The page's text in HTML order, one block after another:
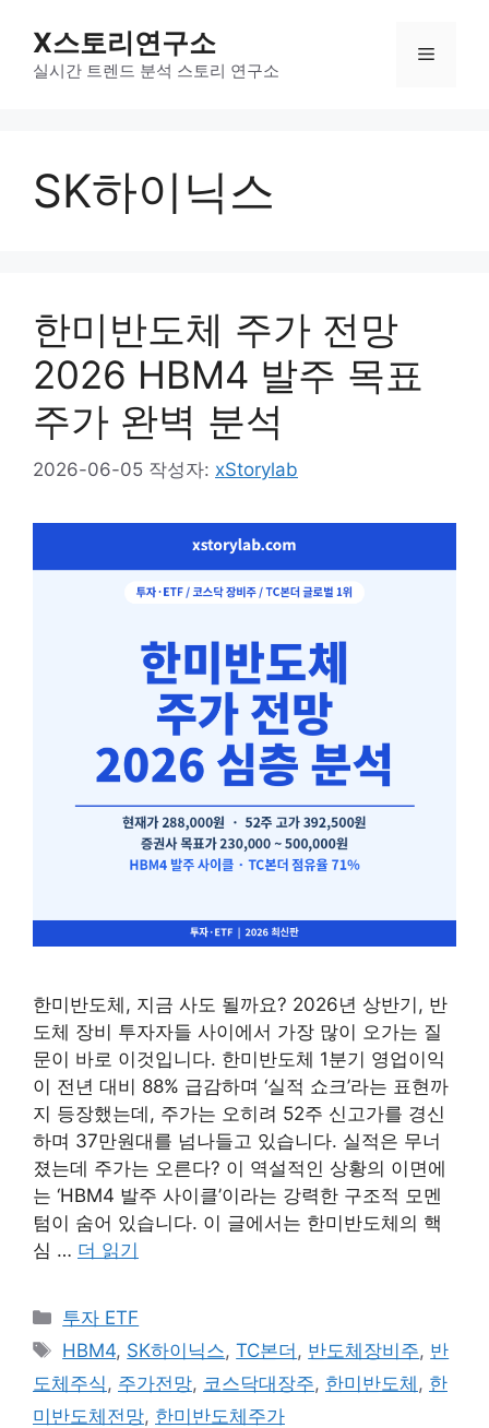
X스토리연구소
실시간 트렌드 분석 스토리 연구소
메
SK하이닉스
한미반도체 주가 전망
2026 HBM4 발주 목표
주가 완벽 분석
2026-06-05 작성자: xStorylab
한미반도체, 지금 사도 될까요? 2026년 상반기, 반
도체 장비 투자자들 사이에서 가장 많이 오가는 질
문이 바로 이것입니다. 한미반도체 1분기 영업이익
이 전년 대비 88% 급감하며 ‘실적 쇼크’라는 표현까
지 등장했는데, 주가는 오히려 52주 신고가를 경신
하며 37만원대를 넘나들고 있습니다. 실적은 무너
졌는데 주가는 오른다? 이 역설적인 상황의 이면에
는 ‘HBM4 발주 사이클’이라는 강력한 구조적 모멘
텀이 숨어 있습니다. 이 글에서는 한미반도체의 핵
심 … 더 읽기
카
테
리
투자 ETF
태
그
HBM4, SK하이닉스,TC본더 , 반도체장비주, 반
도체주식 , 주가전망, 코스닥대장주, 한미반도체 , 한
미반도체전망, 한미반도체주가